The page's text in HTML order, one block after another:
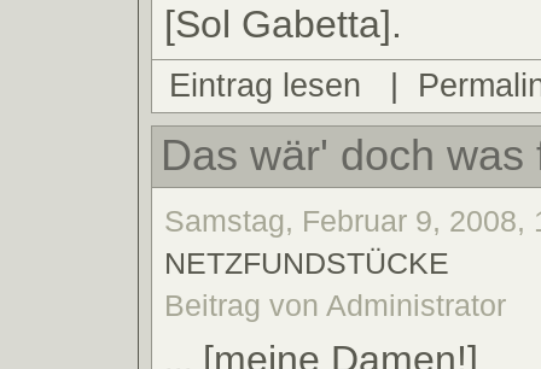
[Sol Gabetta].
Eintrag lesen |
Das wär' doch was
Samstag, Februar 9, 2008,
NETZFUNDSTÜCKE
Beitrag von Administrator
... [meine Damen!]